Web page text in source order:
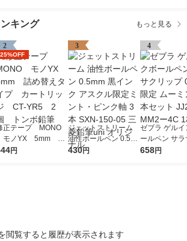
キング もっと見る
2
25%OFF
正テープ MONO
モノYX 5mm 詰
替えタイプ カート
円
3
ジェットストリーム
油性ボールペン 0.5m
m 黒インク アスクル
430円
4
ゼブラ ゲルイ
ールペン サ
ップ 0.5mm
658円
閲覧すると履歴が表示されます